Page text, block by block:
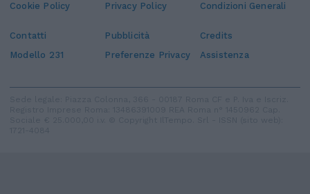
Cookie Policy Privacy Policy Condizioni Generali
Contatti Pubblicità
Credits
Modello 231
Preferenze Privacy Assistenza